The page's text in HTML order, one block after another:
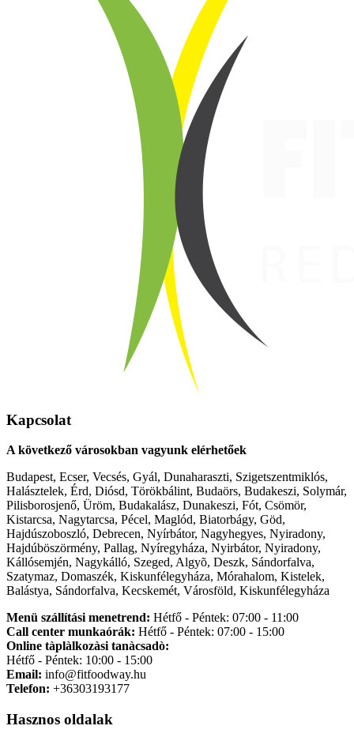
Kapcsolat
A következő városokban vagyunk elérhetőek
Budapest, Ecser, Vecsés, Gyál, Dunaharaszti, Szigetszentmiklós,
Halásztelek, Érd, Diósd, Törökbálint, Budaörs, Budakeszi, Solymár,
Pilisborosjenő, Üröm, Budakalász, Dunakeszi, Fót, Csömör,
Kistarcsa, Nagytarcsa, Pécel, Maglód, Biatorbágy, Göd,
Hajdúszoboszló, Debrecen, Nyírbátor, Nagyhegyes, Nyiradony,
Hajdúböszörmény, Pallag, Nyíregyháza, Nyirbátor, Nyiradony,
Kállósemjén, Nagykálló, Szeged, Algyõ, Deszk, Sándorfalva,
Szatymaz, Domaszék, Kiskunfélegyháza, Mórahalom, Kistelek,
Balástya, Sándorfalva, Kecskemét, Városföld, Kiskunfélegyháza
Menü szállítási menetrend: Hétfő - Péntek: 07:00 - 11:00
Call center munkaórák: Hétfő - Péntek: 07:00 - 15:00
Online tàplàlkozàsi tanàcsadò:
Hétfő - Péntek: 10:00 - 15:00
Email: info@fitfoodway.hu
Telefon: +36303193177
Hasznos oldalak